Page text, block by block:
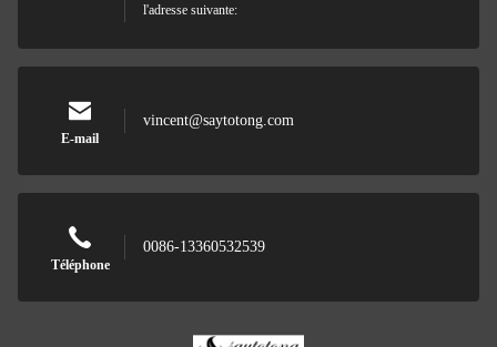
l'adresse suivante:
E-mail
vincent@saytotong.com
Téléphone
0086-13360532539